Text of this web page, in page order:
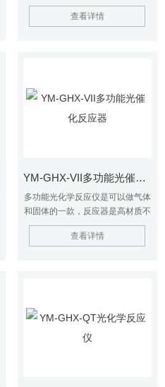
动体系、紫外光或模拟可见光照、
以及反应容器是否负载TiO2光催
成、环境保护以及生命科学等研究
领域。
查看详情
YM-GHX-VII多功能光催化反应器
多功能光化学反应仪是可以做气体
和固体的一款，反应器是高材质不
锈钢，耐腐蚀性强，里面能通多种
气体，反应器上方装有石英玻璃，
查看详情